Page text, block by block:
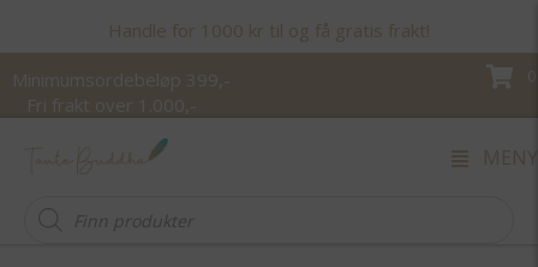
Handle for 1000 kr til og få gratis frakt!
Minimumsordebeløp 399,-
Fri frakt over 1.000,-
MENY
Products
search